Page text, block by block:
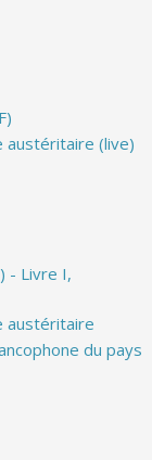
austéritaire (live)
- Livre I,
austéritaire
du pays